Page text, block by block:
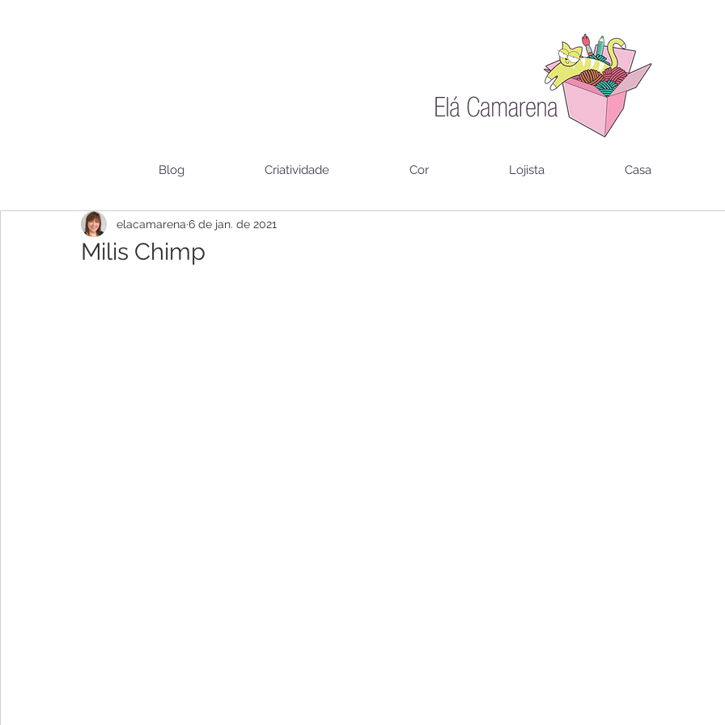
Blog Criatividade Cor Lojista Casa
Milis Chimp
elacamarena 6 de jan. de 2021